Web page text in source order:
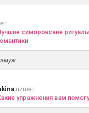
симоронские
пишет
упражнения вам